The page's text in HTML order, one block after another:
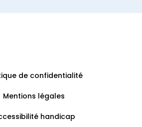
de confidentialité
Mentions légales
handicap